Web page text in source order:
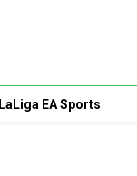
LaLiga EA Sports